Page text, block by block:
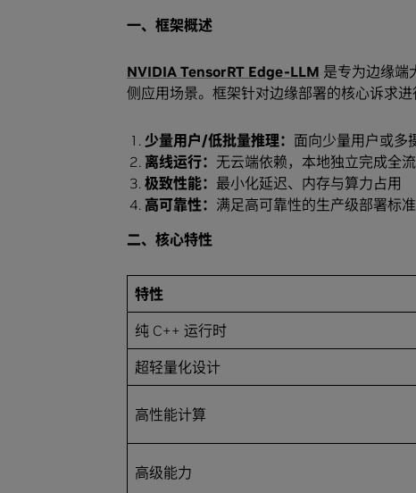
一、框架概述
NVIDIA TensorRT Edge-LLM 是专为边缘端
侧应用场景。框架针对边缘部署的核心诉求进
少量用户/低批量推理： 面向少量用户或多
离线运行： 无云端依赖，本地独立完成全
极致性能： 最小化延迟、内存与算力占用
高可靠性： 满足高可靠性的生产级部署标准
二、核心特性
特性
纯 C++ 运行时
超轻量化设计
高性能计算
高级能力